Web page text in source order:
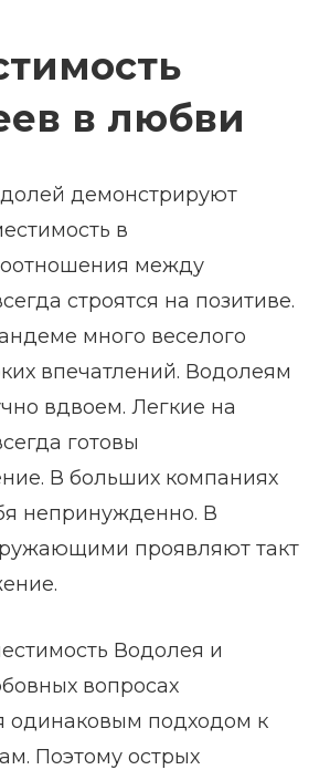
в любви
демонстрируют
в
между
строятся на позитиве.
много веселого
впечатлений. Водолеям
вдвоем. Легкие на
готовы
В больших компаниях
непринужденно. В
проявляют такт
Водолея и
вопросах
одинаковым подходом к
Поэтому острых